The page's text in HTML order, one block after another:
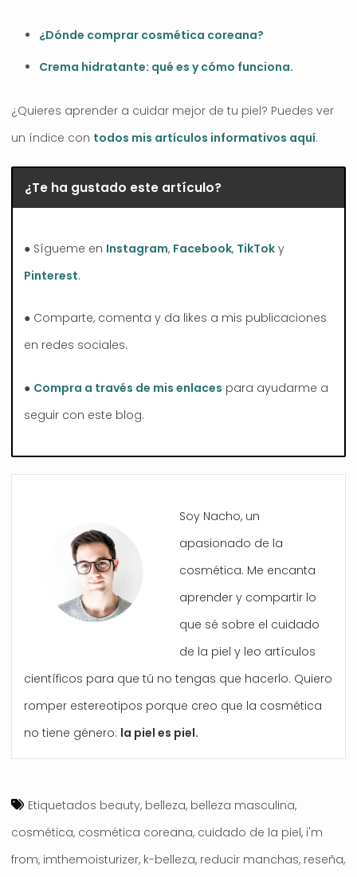
¿Dónde comprar cosmética coreana?
Crema hidratante: qué es y cómo funciona.
¿Quieres aprender a cuidar mejor de tu piel? Puedes ver
un índice con todos mis artículos informativos aquí.
¿Te ha gustado este artículo?
● Sígueme en Instagram, Facebook, TikTok y
Pinterest.
● Comparte, comenta y da likes a mis publicaciones
en redes sociales.
● Compra a través de mis enlaces para ayudarme a
seguir con este blog.
Soy Nacho, un
apasionado de la
cosmética. Me encanta
aprender y compartir lo
que sé sobre el cuidado
de la piel y leo artículos
científicos para que tú no tengas que hacerlo. Quiero
romper estereotipos porque creo que la cosmética
no tiene género: la piel es piel.
Etiquetados beauty, belleza, belleza masculina,
cosmética, cosmética coreana, cuidado de la piel, i'm
from, imthemoisturizer, k-belleza, reducir manchas, reseña,